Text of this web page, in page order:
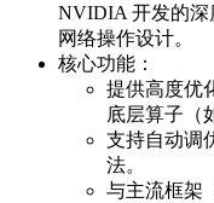
NVIDIA 开发的​​深
网络操作设计。
​​核心功能​​：
提供高度优
底层算子（
支持自动调
法。
与主流框架